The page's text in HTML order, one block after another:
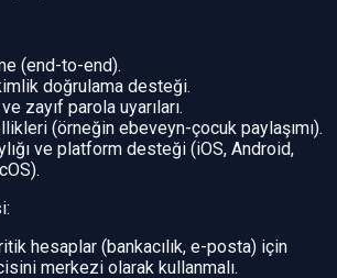
(end-to-end).
doğrulama desteği.
zayıf parola uyarıları.
(örneğin ebeveyn-çocuk paylaşımı).
ve platform desteği (iOS, Android,
hesaplar (bankacılık, e-posta) için
merkezi olarak kullanmalı.